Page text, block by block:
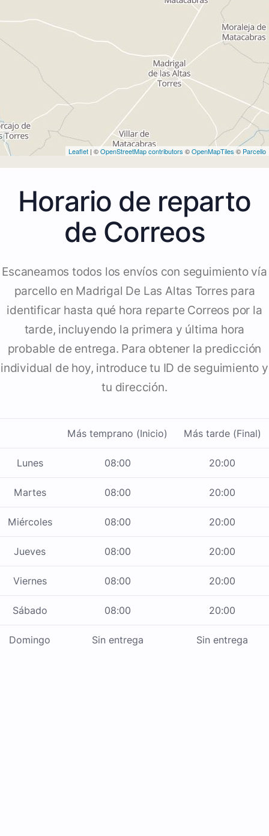
Leaflet | ©OpenStreetMap contributors ©OpenMapTiles © Parcello
Horario de reparto
de Correos
Escaneamos todos los envíos con seguimiento vía
parcello en Madrigal De Las Altas Torres para
identificar hasta qué hora reparte Correos por la
tarde, incluyendo la primera y última hora
probable de entrega. Para obtener la predicción
individual de hoy, introduce tu ID de seguimiento y
tu dirección.
Más temprano (Inicio) Más tarde (Final)
Lunes 08:00 20:00
Martes 08:00 20:00
Miércoles 08:00 20:00
Jueves 08:00 20:00
Viernes 08:00 20:00
Sábado 08:00 20:00
Domingo Sin entrega Sin entrega